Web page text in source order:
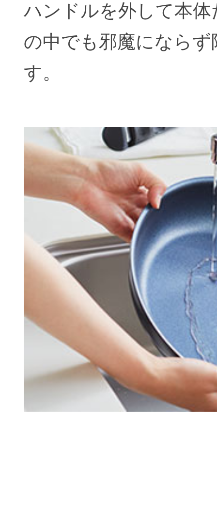
ハンドルを外して本
の中でも邪魔になら
す。